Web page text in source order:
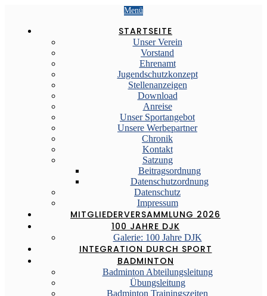
Menü
STARTSEITE
Unser Verein
Vorstand
Ehrenamt
Jugendschutzkonzept
Stellenanzeigen
Download
Anreise
Unser Sportangebot
Unsere Werbepartner
Chronik
Kontakt
Satzung
Beitragsordnung
Datenschutzordnung
Datenschutz
Impressum
MITGLIEDERVERSAMMLUNG 2026
100 JAHRE DJK
Galerie: 100 Jahre DJK
INTEGRATION DURCH SPORT
BADMINTON
Badminton Abteilungsleitung
Übungsleitung
Badminton Trainingszeiten